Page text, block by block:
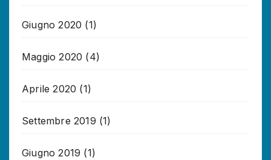
Giugno 2020 (1)
Maggio 2020 (4)
Aprile 2020 (1)
Settembre 2019 (1)
Giugno 2019 (1)